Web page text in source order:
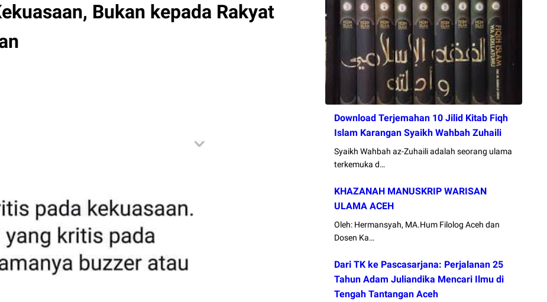
Bukan kepada Rakyat
Download Terjemahan 10 Jilid Kitab Fiqh
Islam Karangan Syaikh Wahbah Zuhaili
Syaikh Wahbah az-Zuhaili adalah seorang ulama
terkemuka d…
KHAZANAH MANUSKRIP WARISAN
ULAMA ACEH
Oleh: Hermansyah, MA.Hum Filolog Aceh dan
Dosen Ka…
Dari TK ke Pascasarjana: Perjalanan 25
Tahun Adam Juliandika Mencari Ilmu di
Tengah Tantangan Aceh